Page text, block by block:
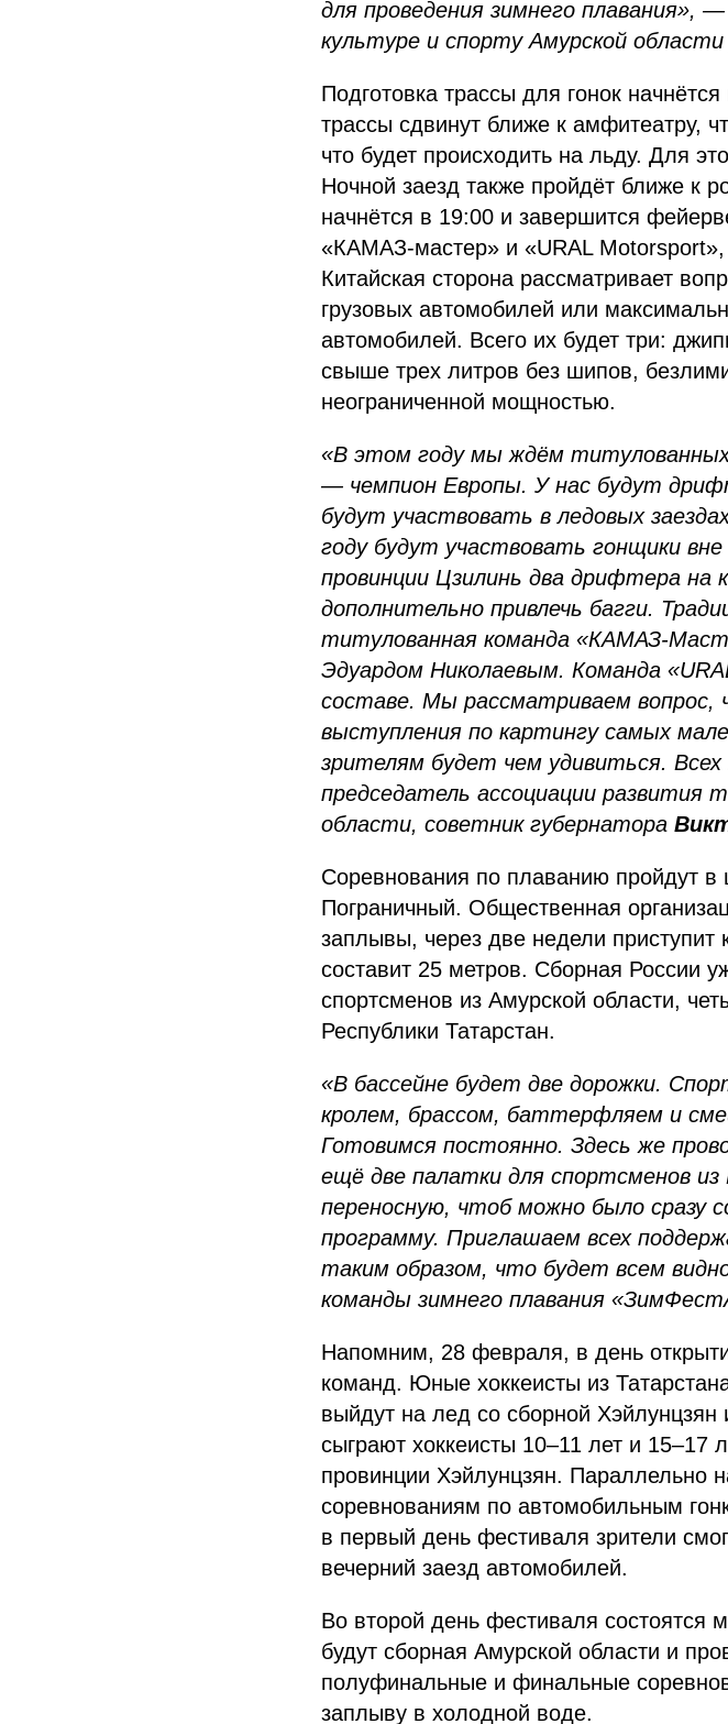
для проведения зимнего
культуре и спорту Амурской
Подготовка трассы для гонок
трассы сдвинут ближе к амфитеатру,
что будет происходить на льду. Для
Ночной заезд также пройдёт ближе к
начнётся в 19:00 и завершится
«КАМАЗ-мастер» и «URAL
Китайская сторона рассматривает
грузовых автомобилей или
автомобилей. Всего их будет три:
свыше трех литров без шипов,
неограниченной мощностью.
«В этом году мы ждём
— чемпион Европы. У нас будут
будут участвовать в ледовых
году будут участвовать гонщики
провинции Цзилинь два дрифтера на
дополнительно привлечь багги.
титулованная команда «КАМАЗ-
Эдуардом Николаевым. Команда
составе. Мы рассматриваем вопрос,
выступления по картингу самых
зрителям будет чем удивиться.
председатель ассоциации развития
области, советник губернатора
Соревнования по плаванию пройдут в
Пограничный. Общественная
заплывы, через две недели
составит 25 метров. Сборная России
спортсменов из Амурской области,
Республики Татарстан.
«В бассейне будет две дорожки.
кролем, брассом, баттерфляем и
Готовимся постоянно. Здесь же
ещё две палатки для спортсменов
переносную, чтоб можно было сразу
программу. Приглашаем всех
таким образом, что будет всем
команды зимнего плавания
Напомним, 28 февраля, в день
команд. Юные хоккеисты из
выйдут на лед со сборной
сыграют хоккеисты 10–11 лет и 15–17
провинции Хэйлунцзян. Параллельно
соревнованиям по автомобильным
в первый день фестиваля зрители
вечерний заезд автомобилей.
Во второй день фестиваля состоятся
будут сборная Амурской области и
полуфинальные и финальные
заплыву в холодной воде.